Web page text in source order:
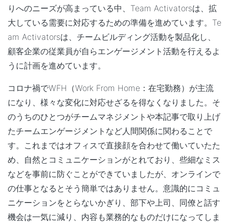
りへのニーズが高まっている中、Team Activatorsは、拡
大している需要に対応するための準備を進めています。Te
am Activatorsは、 チームビルディング活動を製品化し、
顧客企業の従業員が自らエンゲージメント活動を行えるよ
うに計画を進めています。
コロナ禍でWFH（Work From Home：在宅勤務）が主流
になり、様々な変化に対応せざるを得なくなりました。そ
のうちのひとつがチームマネジメントや本記事で取り上げ
たチームエンゲージメントなど人間関係に関わることで
す。これまではオフィスで直接顔を合わせて働いていたた
め、自然とコミュニケーションがとれており、些細なミス
などを事前に防ぐことができていましたが、オンラインで
の仕事となるとそう簡単ではありません。意識的にコミュ
ニケーションをとらないかぎり、部下や上司、同僚と話す
機会は一気に減り、内容も業務的なものだけになってしま